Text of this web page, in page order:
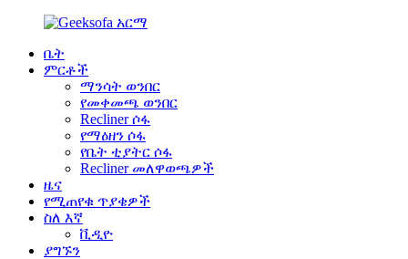
ቤት
ምርቶች
ማንሳት ወንበር
የመቀመጫ ወንበር
Recliner ሶፋ
የማዕዘን ሶፋ
የቤት ቲያትር ሶፋ
Recliner መለዋወጫዎች
ዜና
የሚጠየቁ ጥያቄዎች
ስለ እኛ
ቪዲዮ
ያግኙን